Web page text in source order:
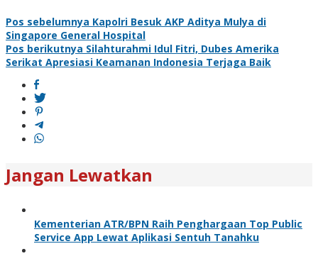
Pos sebelumnya Kapolri Besuk AKP Aditya Mulya di
Singapore General Hospital
Pos berikutnya Silahturahmi Idul Fitri, Dubes Amerika
Serikat Apresiasi Keamanan Indonesia Terjaga Baik
Jangan Lewatkan
Kementerian ATR/BPN Raih Penghargaan Top Public
Service App Lewat Aplikasi Sentuh Tanahku